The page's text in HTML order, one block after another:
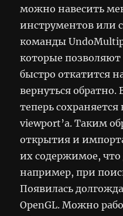
можно навесить
инструментов или
команды
которые
быстро откатится
вернуться
теперь
viewport’а. Таким
открытия и
их содержимое, что
например, при
Появилась
OpenGL. Можно